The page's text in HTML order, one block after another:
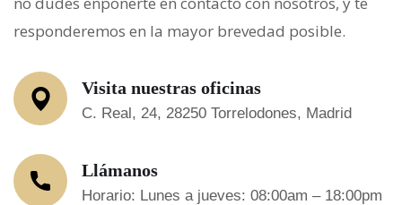
responderemos en la mayor brevedad posible.
Visita nuestras oficinas
C. Real, 24, 28250 Torrelodones, Madrid
Llámanos
Horario: Lunes a jueves: 08:00am – 18:00pm